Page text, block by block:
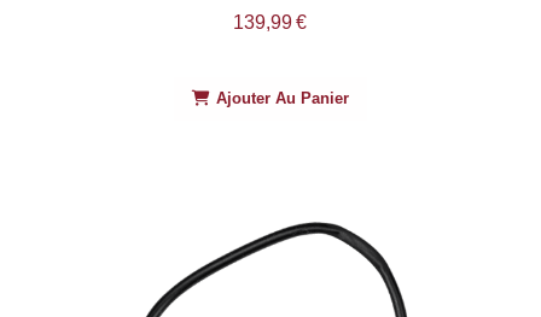
139,99€
Ajouter Au Panier